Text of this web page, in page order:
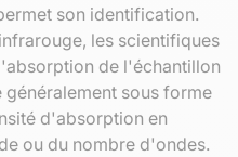
son identification.
les scientifiques
de l'échantillon
sous forme
d'absorption en
ou du nombre d'ondes.